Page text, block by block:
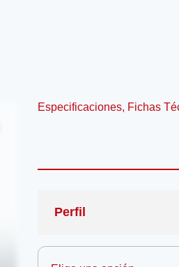
Especificaciones, Fichas
Perfil